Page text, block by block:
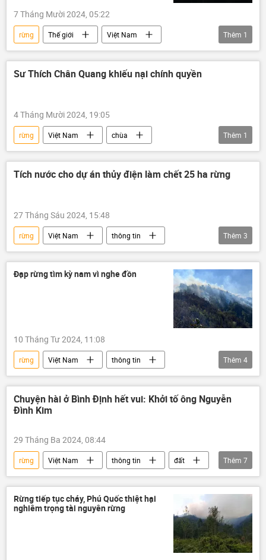
7 Tháng Mười 2024, 05:22
rừng Thế giới
Việt Nam
thiên nhiên
Thêm 1
Sư Thích Chân Quang khiếu nại chính quyền
4 Tháng Mười 2024, 19:05
rừng Việt Nam
chùa
Bộ Giáo dục và Đào Tạo
Thêm 1
Tích nước cho dự án thủy điện làm chết 25 ha rừng
27 Tháng Sáu 2024, 15:48
rừng Việt Nam
thông tin
Kon Tum
xả lũ vi phạm
Thêm 3
Đạp rừng tìm kỳ nam vì nghe đồn
10 Tháng Tư 2024, 11:08
rừng Việt Nam
thông tin
phá rừng
an ninh
An ninh thông tin
Xã hội
Thêm 4
Chuyện hài ở Bình Định hết vui: Khởi tố ông Nguyễn
Đình Kim
29 Tháng Ba 2024, 08:44
rừng Việt Nam thông tin
đất
quản lý đất đai
xẻ thịt đất rừng
tham nhũng vặt
Tham ô tài sản
tham ô
tham nhũng
Thêm 7
Rừng tiếp tục cháy, Phú Quốc thiệt hại
nghiêm trọng tài nguyên rừng